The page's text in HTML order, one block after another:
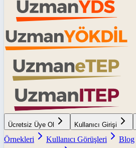
Ücretsiz Üye Ol Kullanıcı Girişi
Örnekleri
Kullanıcı Görüşleri Blog